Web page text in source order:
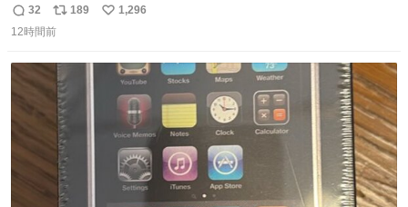
かないのよ
返
信
32
リ
ポ
ト
数
189
い
1,296
12時間前